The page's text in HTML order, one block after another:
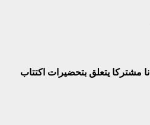
مشتركا يتعلق بتحضيرات اكتتاب